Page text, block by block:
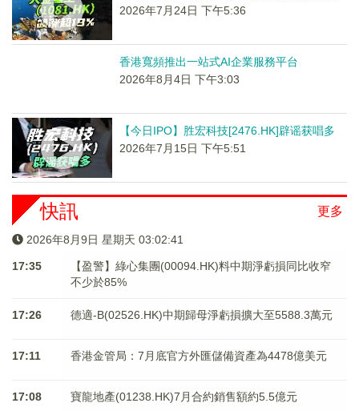
2026年7月24日 下午5:36
香港寬頻推出一站式AI企業服務平台
2026年8月4日 下午3:03
【今日IPO】胜宏科技[2476.HK]辟谣获唱多
2026年7月15日 下午5:51
更多
快訊
2026年8月9日 星期天 03:02:41
17:35
【盈警】綠心集團(00094.HK)料中期淨虧損同比收窄
不少於85%
17:26 德適-B(02526.HK)中期歸母淨虧損擴大至5588.3萬元
17:11 香港金管局：7月底官方外匯儲備資產為4478億美元
17:08 寶龍地產(01238.HK)7月合約銷售額約5.5億元